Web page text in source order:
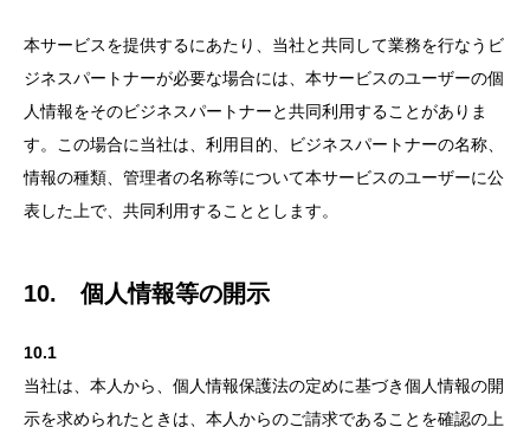
本サービスを提供するにあたり、当社と共同して業務を行なうビ
ジネスパートナーが必要な場合には、本サービスのユーザーの個
人情報をそのビジネスパートナーと共同利用することがありま
す。この場合に当社は、利用目的、ビジネスパートナーの名称、
情報の種類、管理者の名称等について本サービスのユーザーに公
表した上で、共同利用することとします。
10. 個人情報等の開示
10.1
当社は、本人から、個人情報保護法の定めに基づき個人情報の開
示を求められたときは、本人からのご請求であることを確認の上